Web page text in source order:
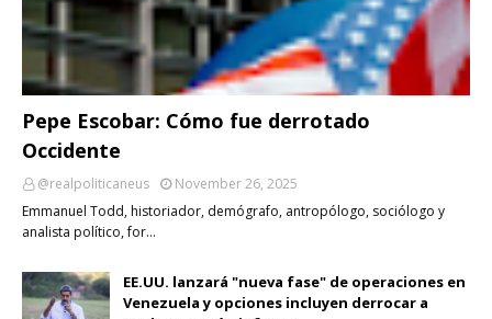
Pepe Escobar: Cómo fue derrotado
Occidente
@realpoliticaneus
November 26, 2025
Emmanuel Todd, historiador, demógrafo, antropólogo, sociólogo y
analista político, for…
EE.UU. lanzará "nueva fase" de operaciones en
Venezuela y opciones incluyen derrocar a